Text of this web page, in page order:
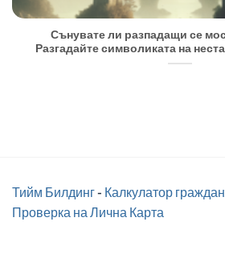
Сънувате ли разпадащи се
Разгадайте символиката на
Тийм Билдинг- Калкулатор
Проверка на Лична Карта